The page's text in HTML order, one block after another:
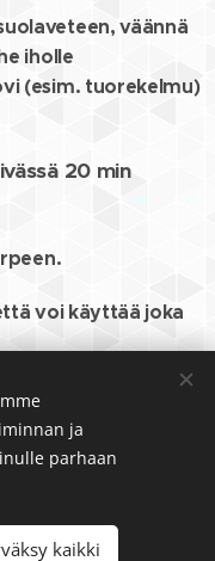
väännä
iholle
(esim. tuorekelmu)
20 min
voi käyttää joka
hieroja
ja
parhaan
kaikki